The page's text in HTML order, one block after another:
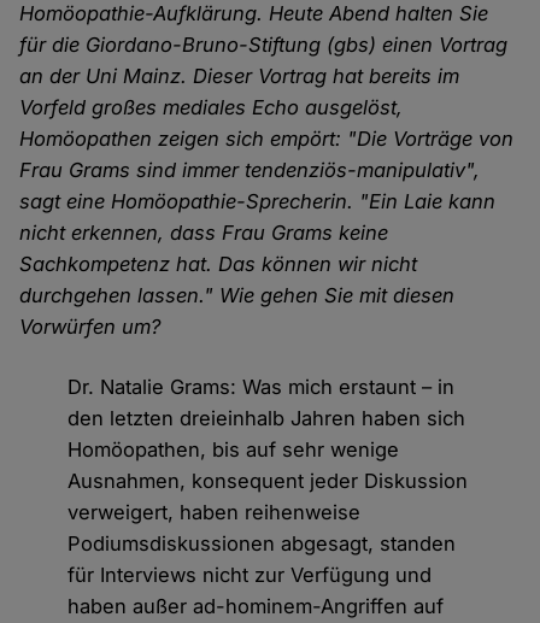
Homöopathie-Aufklärung. Heute Abend halten Sie
für die Giordano-Bruno-Stiftung (gbs) einen Vortrag
an der Uni Mainz. Dieser Vortrag hat bereits im
Vorfeld großes mediales Echo ausgelöst,
Homöopathen zeigen sich empört: "Die Vorträge von
Frau Grams sind immer tendenziös-manipulativ",
sagt eine Homöopathie-Sprecherin. "Ein Laie kann
nicht erkennen, dass Frau Grams keine
Sachkompetenz hat. Das können wir nicht
durchgehen lassen." Wie gehen Sie mit diesen
Vorwürfen um?
Dr. Natalie Grams: Was mich erstaunt – in
den letzten dreieinhalb Jahren haben sich
Homöopathen, bis auf sehr wenige
Ausnahmen, konsequent jeder Diskussion
verweigert, haben reihenweise
Podiumsdiskussionen abgesagt, standen
für Interviews nicht zur Verfügung und
haben außer ad-hominem-Angriffen auf